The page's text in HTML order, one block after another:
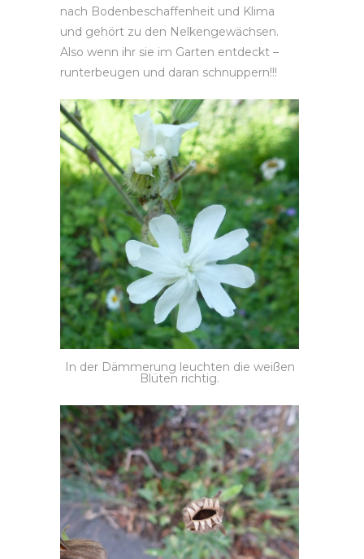
nach Bodenbeschaffenheit und Klima
und gehört zu den Nelkengewächsen.
Also wenn ihr sie im Garten entdeckt –
runterbeugen und daran schnuppern!!!
In der Dämmerung leuchten die weißen
Blüten richtig.